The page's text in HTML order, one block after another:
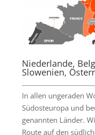
Niederlande,
Slowenien,
In allen ungeraden
Südosteuropa und
genannten Länder.
Route auf den